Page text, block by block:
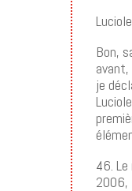
Bon,
je
46.
2006,